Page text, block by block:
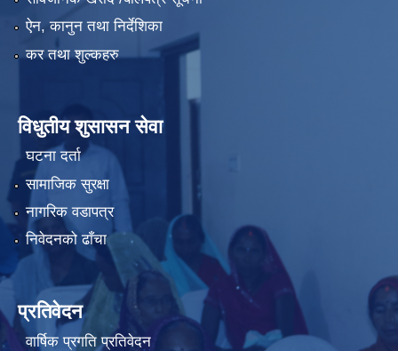
ऐन, कानुन तथा निर्देशिका
कर तथा शुल्कहरु
विधुतीय शुसासन सेवा
घटना दर्ता
सामाजिक सुरक्षा
नागरिक वडापत्र
निवेदनको ढाँचा
प्रतिवेदन
वार्षिक प्रगति प्रतिवेदन